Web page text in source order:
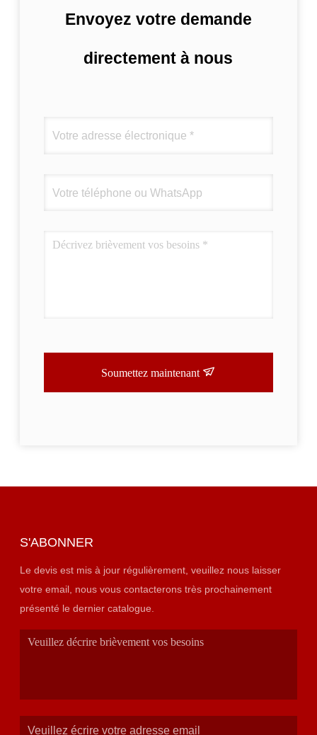
Envoyez votre demande
directement à nous
Soumettez maintenant
S'ABONNER
Le devis est mis à jour régulièrement, veuillez nous laisser
votre email, nous vous contacterons très prochainement
présenté le dernier catalogue.